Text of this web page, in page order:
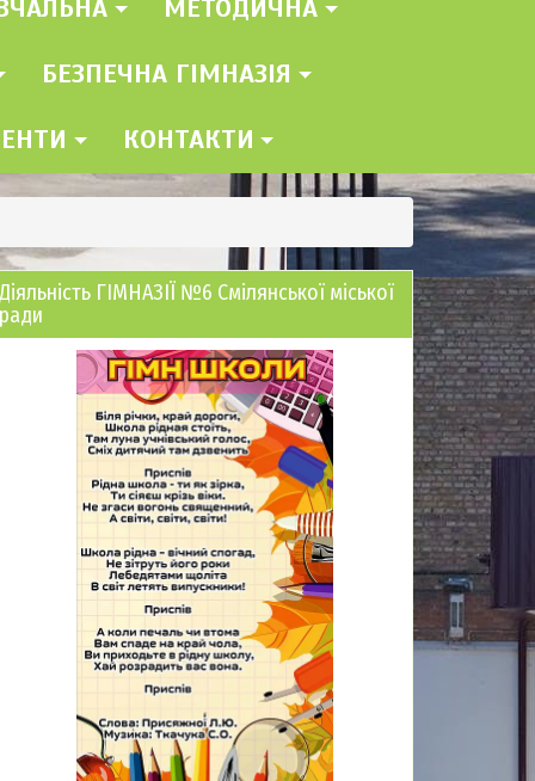
МЕТОДИЧНА
БЕЗПЕЧНА ГІМНАЗІЯ
КОНТАКТИ
Діяльність ГІМНАЗІЇ №6 Смілянської міської
ради